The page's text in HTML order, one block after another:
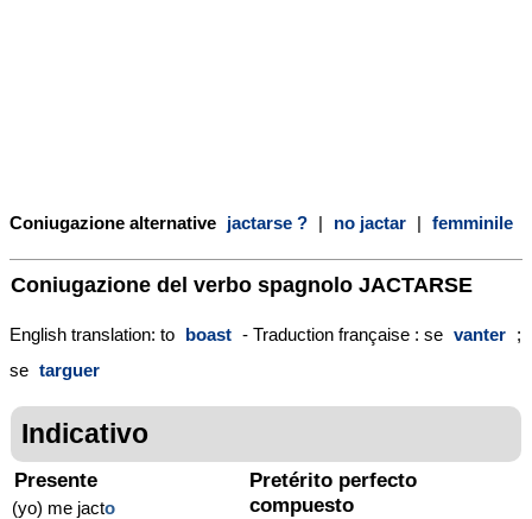
Coniugazione alternative jactarse ? | no jactar | femminile
Coniugazione del verbo spagnolo JACTARSE
English translation: to boast - Traduction française : se vanter ;
se targuer
Indicativo
Presente
(yo) me jacto
Pretérito perfecto
compuesto